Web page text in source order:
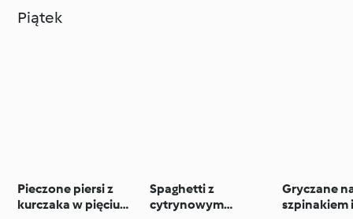
Piątek
Pieczone piersi z
kurczaka w pięciu
Spaghetti z
cytrynowym
Gryczane
szpinakiem